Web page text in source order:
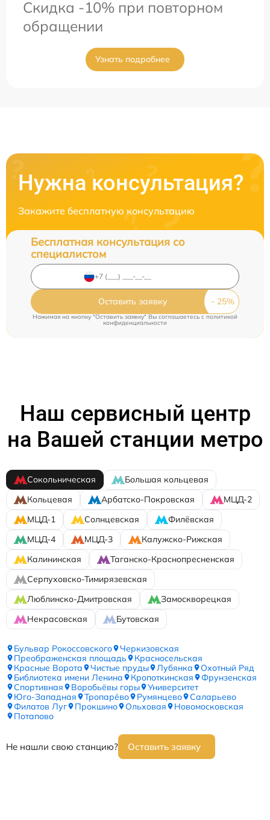
Скидка -10% при повторном
обращении
Узнать подробнее
Нужна консультация?
Закажите бесплатную консультацию
Бесплатная консультация со
специалистом
Оставить заявку
Нажимая на кнопку "Оставить заявку" Вы соглашаетесь cполитикой
конфиденциальности
Наш сервисный центр
на Вашей станции метро
Сокольническая
Большая кольцевая
Кольцевая
Арбатско-Покровская
МЦД-2
МЦД-1
Солнцевская
Филёвская
МЦД-4
МЦД-3
Калужско-Рижская
Калининская
Таганско-Краснопресненская
Серпуховско-Тимирязевская
Люблинско-Дмитровская
Замоскворецкая
Некрасовская
Бутовская
Бульвар Рокоссовского
Черкизовская
Преображенская площадь
Красносельская
Красные Ворота
Чистые пруды Лубянка
Охотный Ряд
Библиотека имени Ленина
Кропоткинская
Фрунзенская
Спортивная
Воробьёвы горы
Университет
Юго-Западная
Тропарёво Румянцево
Саларьево
Филатов Луг
Прокшино Ольховая
Новомосковская
Потапово
Не нашли свою станцию? Оставить заявку